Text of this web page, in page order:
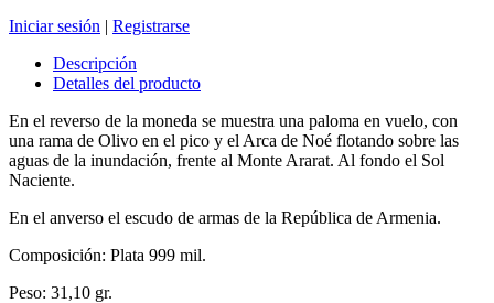
Iniciar sesión | Registrarse
Descripción
Detalles del producto
En el reverso de la moneda se muestra una paloma en vuelo, con
una rama de Olivo en el pico y el Arca de Noé flotando sobre las
aguas de la inundación, frente al Monte Ararat. Al fondo el Sol
Naciente.
En el anverso el escudo de armas de la República de Armenia.
Composición: Plata 999 mil.
Peso: 31,10 gr.